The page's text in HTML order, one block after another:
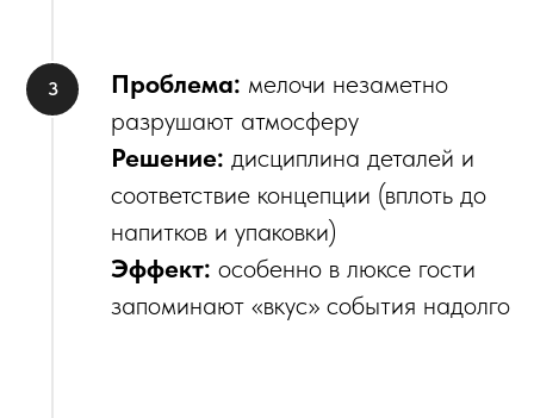
Проблема: мелочи незаметно
разрушают атмосферу
Решение: дисциплина деталей и
соответствие концепции (вплоть до
напитков и упаковки)
Эффект: особенно в люксе гости
запоминают «вкус» события надолго